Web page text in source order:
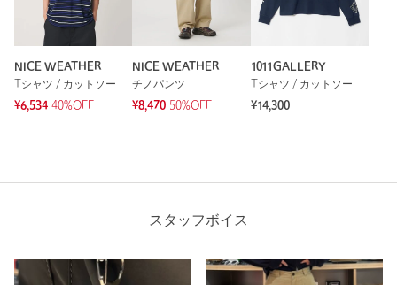
NICE WEATHER
Tシャツ / カットソー
¥6,534 40%OFF
NICE WEATHER
チノパンツ
¥8,470 50%OFF
1011GALLERY
Tシャツ / カットソー
¥14,300
スタッフボイス